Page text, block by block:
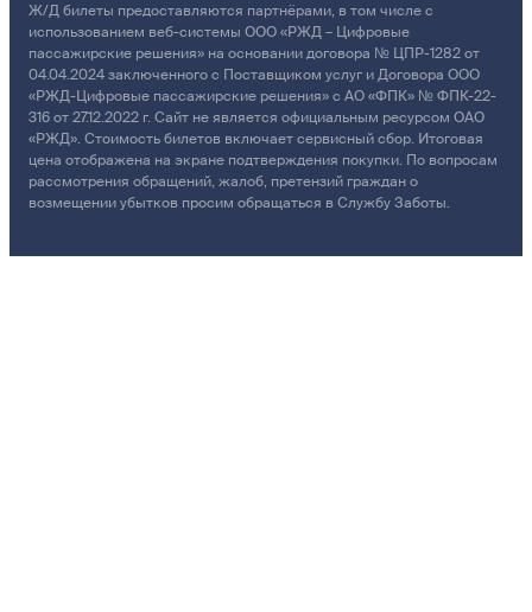
Ж/Д билеты предоставляются партнёрами, в том числе с
использованием веб-системы ООО «РЖД – Цифровые
пассажирские решения» на основании договора № ЦПР-1282 от
04.04.2024 заключенного с Поставщиком услуг и Договора ООО
«РЖД-Цифровые пассажирские решения» с АО «ФПК» № ФПК-22-
316 от 27.12.2022 г. Сайт не является официальным ресурсом ОАО
«РЖД». Стоимость билетов включает сервисный сбор. Итоговая
цена отображена на экране подтверждения покупки. По вопросам
рассмотрения обращений, жалоб, претензий граждан о
возмещении убытков просим обращаться в Службу Заботы.